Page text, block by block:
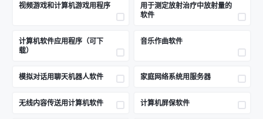
视频游戏和计算机游戏用程序
用于测定放射治疗中放射量的
软件
计算机软件应用程序（可下
载）
音乐作曲软件
模拟对话用聊天机器人软件 家庭网络系统用服务器
无线内容传送用计算机软件 计算机屏保软件